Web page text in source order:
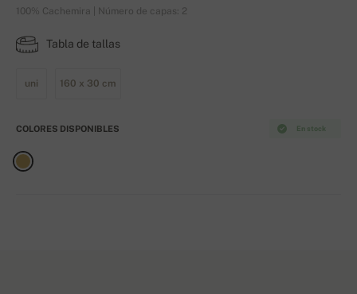
100% Cachemira | Número de capas: 2
Tabla de tallas
uni 160 x 30 cm
En stock
COLORES DISPONIBLES